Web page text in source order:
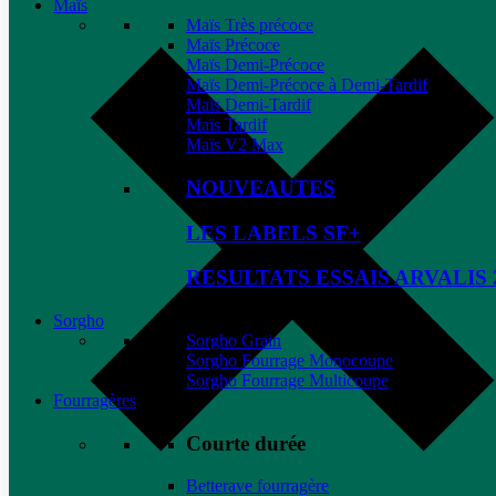
Maïs
Maïs Très précoce
Maïs Précoce
Maïs Demi-Précoce
Maïs Demi-Précoce à Demi-Tardif
Maïs Demi-Tardif
Maïs Tardif
Maïs V2 Max
NOUVEAUTES
LES LABELS SF+
RESULTATS ESSAIS ARVALIS
Sorgho
Sorgho Grain
Sorgho Fourrage Monocoupe
Sorgho Fourrage Multicoupe
Fourragères
Courte durée
Betterave fourragère